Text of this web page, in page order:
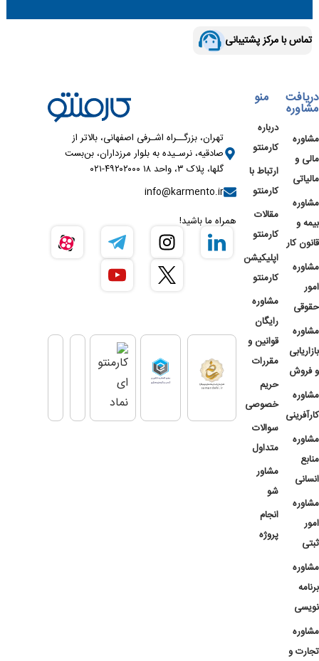
تماس با مرکز پشتیبانی
دریافت
مشاوره
مشاوره
مالی و
مالیاتی
مشاوره
بیمه و
قانون کار
مشاوره
امور
حقوقی
مشاوره
بازاریابی
و فروش
مشاوره
کارآفرینی
مشاوره
منابع
انسانی
مشاوره
امور
ثبتی
مشاوره
برنامه
نویسی
مشاوره
تجارت و
منو
درباره
کارمنتو
ارتباط با
کارمنتو
مقالات
کارمنتو
اپلیکیشن
کارمنتو
مشاوره
رایگان
قوانین و
مقررات
حریم
خصوصی
سوالات
متداول
مشاور
شو
انجام
پروژه
تهران، بزرگــراه اشـرفی اصفهانی، بالاتر از
صادقیه، نرسـیده به بلوار مرزداران، بن‌بست
گلها، پلاک ۳، واحد ۱۸ ۴۹۲۰۲۰۰۰-۰۲۱
info@karmento.ir
همراه ما باشید!